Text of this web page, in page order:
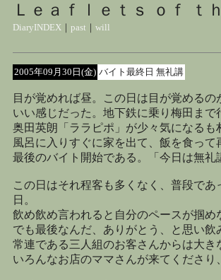
Ｌｅａｆｌｅｔｓ ｏｆ ｔ
DiaryINDEX ｜ past ｜ will
2005年09月30日(金) バイト最終日 無礼講
目が覚めれば昼。この日は目が覚める
いい感じだった。地下鉄に乗り梅田ま
奥田英朗「ララピポ」が少々気になる
風呂に入りすぐに家を出て、飯を食っ
最後のバイト開始である。「今日は無
この日はそれ程客も多くなく、普段で
日。
飲め飲め言われると自分のペースが掴
でも最後なんだ、ありがとう、と思い飲
常連である三人組のお客さんからは大
いろんなお店のママさんが来てくださ